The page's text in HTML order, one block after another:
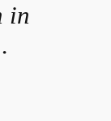
in